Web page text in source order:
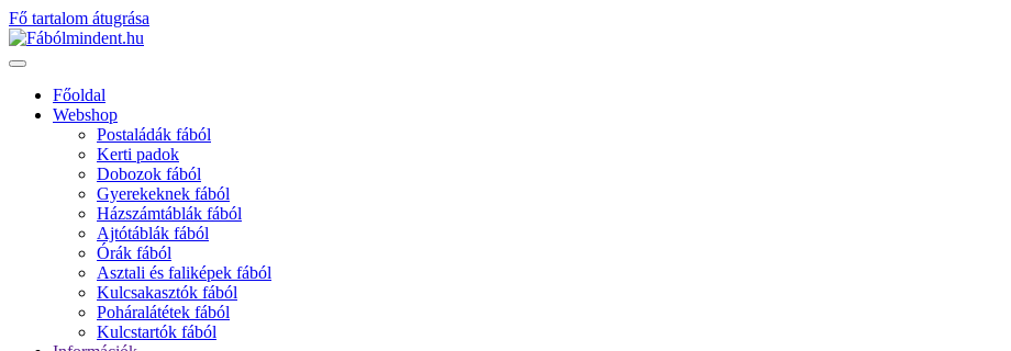
Fő tartalom átugrása
Főoldal
Webshop
Postaládák fából
Kerti padok
Dobozok fából
Gyerekeknek fából
Házszámtáblák fából
Ajtótáblák fából
Órák fából
Asztali és faliképek fából
Kulcsakasztók fából
Poháralátétek fából
Kulcstartók fából